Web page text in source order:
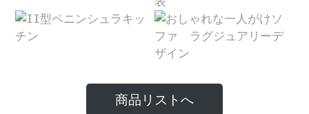
商品リストへ